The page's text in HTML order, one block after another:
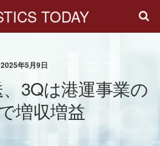
TODAY
2025年5月9日
3Qは港運事業の
増収増益